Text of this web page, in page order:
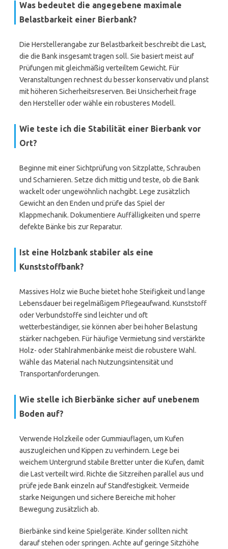
Was bedeutet die angegebene maximale
Belastbarkeit einer Bierbank?
Die Herstellerangabe zur Belastbarkeit beschreibt die Last,
die die Bank insgesamt tragen soll. Sie basiert meist auf
Prüfungen mit gleichmäßig verteiltem Gewicht. Für
Veranstaltungen rechnest du besser konservativ und planst
mit höheren Sicherheitsreserven. Bei Unsicherheit frage
den Hersteller oder wähle ein robusteres Modell.
Wie teste ich die Stabilität einer Bierbank vor
Ort?
Beginne mit einer Sichtprüfung von Sitzplatte, Schrauben
und Scharnieren. Setze dich mittig und teste, ob die Bank
wackelt oder ungewöhnlich nachgibt. Lege zusätzlich
Gewicht an den Enden und prüfe das Spiel der
Klappmechanik. Dokumentiere Auffälligkeiten und sperre
defekte Bänke bis zur Reparatur.
Ist eine Holzbank stabiler als eine
Kunststoffbank?
Massives Holz wie Buche bietet hohe Steifigkeit und lange
Lebensdauer bei regelmäßigem Pflegeaufwand. Kunststoff
oder Verbundstoffe sind leichter und oft
wetterbeständiger, sie können aber bei hoher Belastung
stärker nachgeben. Für häufige Vermietung sind verstärkte
Holz- oder Stahlrahmenbänke meist die robustere Wahl.
Wähle das Material nach Nutzungsintensität und
Transportanforderungen.
Wie stelle ich Bierbänke sicher auf unebenem
Boden auf?
Verwende Holzkeile oder Gummiauflagen, um Kufen
auszugleichen und Kippen zu verhindern. Lege bei
weichem Untergrund stabile Bretter unter die Kufen, damit
die Last verteilt wird. Richte die Sitzreihen parallel aus und
prüfe jede Bank einzeln auf Standfestigkeit. Vermeide
starke Neigungen und sichere Bereiche mit hoher
Bewegung zusätzlich ab.
Bierbänke sind keine Spielgeräte. Kinder sollten nicht
darauf stehen oder springen. Achte auf geringe Sitzhöhe